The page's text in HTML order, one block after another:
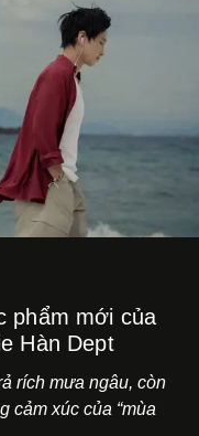
phẩm mới của
Hàn Dept
rích mưa ngâu, còn
cảm xúc của “mùa